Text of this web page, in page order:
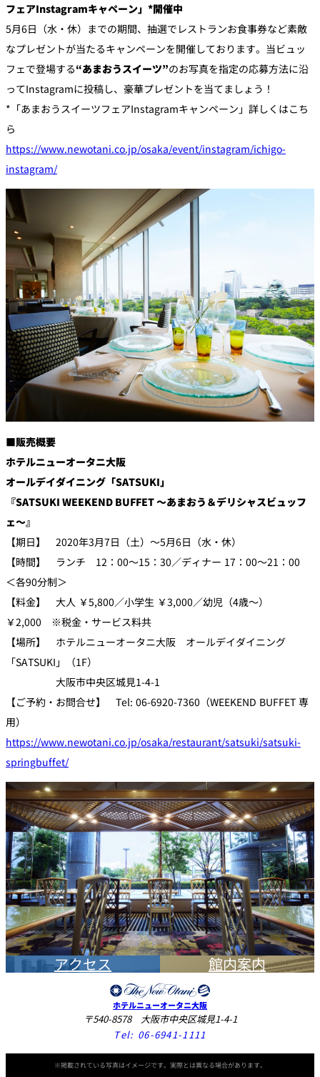
フェアInstagramキャペーン」*開催中
5月6日（水・休）までの期間、抽選でレストランお食事券など素敵
なプレゼントが当たるキャンペーンを開催しております。当ビュッ
フェで登場する“あまおうスイーツ”のお写真を指定の応募方法に沿
ってInstagramに投稿し、豪華プレゼントを当てましょう！
*「あまおうスイーツフェアInstagramキャンペーン」詳しくはこち
ら
https://www.newotani.co.jp/osaka/event/instagram/ichigo-
instagram/
■販売概要
ホテルニューオータニ大阪
オールデイダイニング「SATSUKI」
『SATSUKI WEEKEND BUFFET ～あまおう＆デリシャスビュッフ
ェ～』
【期日】 2020年3月7日（土）～5月6日（水・休）
【時間】 ランチ 12：00～15：30／ディナー 17：00～21：00
＜各90分制＞
【料金】 大人 ￥5,800／小学生 ￥3,000／幼児（4歳～）
￥2,000 ※税金・サービス料共
【場所】 ホテルニューオータニ大阪 オールデイダイニング
「SATSUKI」（1F）
大阪市中央区城見1-4-1
【ご予約・お問合せ】 Tel: 06-6920-7360（WEEKEND BUFFET 専
用）
https://www.newotani.co.jp/osaka/restaurant/satsuki/satsuki-
springbuffet/
アクセス 館内案内
ホテルニューオータニ大阪
〒540-8578 大阪市中央区城見1-4-1
Tel: 06-6941-1111
※掲載されている写真はイメージです。実際とは異なる場合があります。